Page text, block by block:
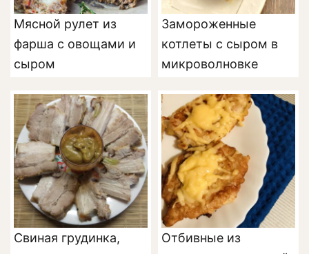
Мясной рулет из
фарша с овощами и
сыром
Замороженные
котлеты с сыром в
микроволновке
Свиная грудинка,
Отбивные из